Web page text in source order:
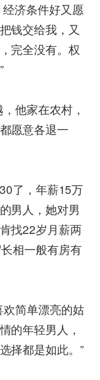
济条件好又愿
钱交给我，又
完全没有。权
他家在农村，
愿意各退一
了，年薪15万
男人，她对男
找22岁月薪两
相一般有房有
简单漂亮的姑
的年轻男人，
择都是如此。”